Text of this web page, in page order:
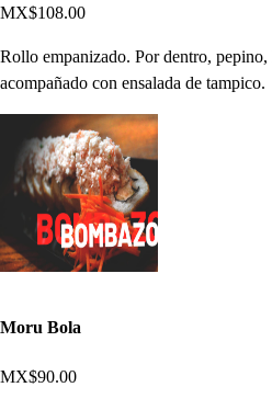
MX$108.00
Rollo empanizado. Por dentro,
acompañado con ensalada de tampico.
Moru Bola
MX$90.00